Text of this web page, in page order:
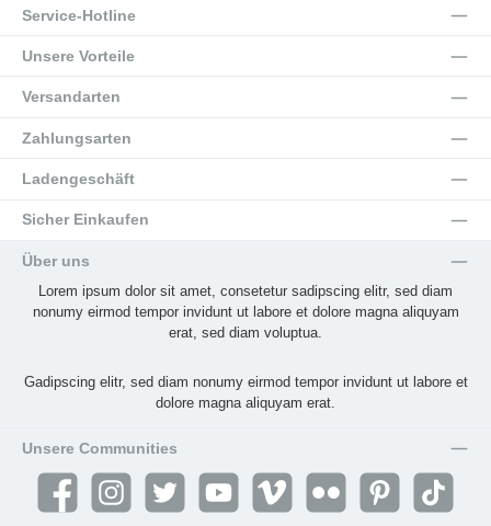
Service-Hotline
Unsere Vorteile
Versandarten
Zahlungsarten
Ladengeschäft
Sicher Einkaufen
Über uns
Lorem ipsum dolor sit amet, consetetur sadipscing elitr, sed diam
nonumy eirmod tempor invidunt ut labore et dolore magna aliquyam
erat, sed diam voluptua.
Gadipscing elitr, sed diam nonumy eirmod tempor invidunt ut labore et
dolore magna aliquyam erat.
Unsere Communities
Facebook Instagram Twitter YouTube Vimeo Flickr Pinterest TikTok